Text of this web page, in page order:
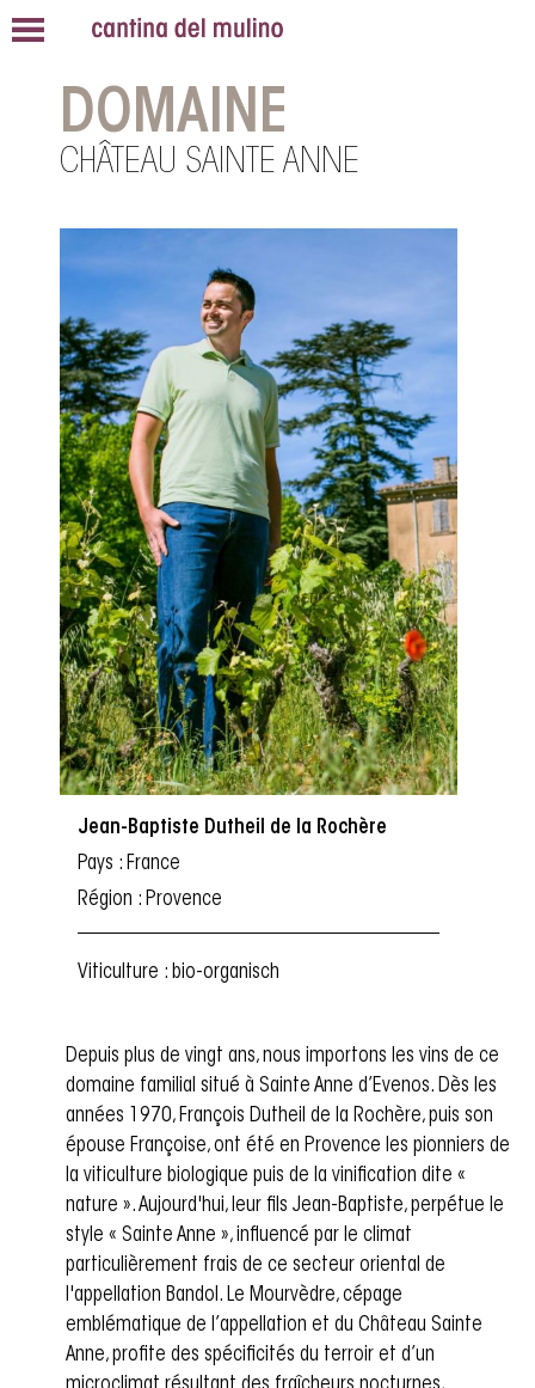
DOMAINE
CHÂTEAU SAINTE ANNE
Jean-Baptiste Dutheil de la Rochère
Pays : France
Région : Provence
Viticulture : bio-organisch
Depuis plus de vingt ans, nous importons les vins de ce
domaine familial situé à Sainte Anne d’Evenos. Dès les
années 1970, François Dutheil de la Rochère, puis son
épouse Françoise, ont été en Provence les pionniers de
la viticulture biologique puis de la vinification dite «
nature ». Aujourd'hui, leur fils Jean-Baptiste, perpétue le
style « Sainte Anne », influencé par le climat
particulièrement frais de ce secteur oriental de
l'appellation Bandol. Le Mourvèdre, cépage
emblématique de l’appellation et du Château Sainte
Anne, profite des spécificités du terroir et d’un